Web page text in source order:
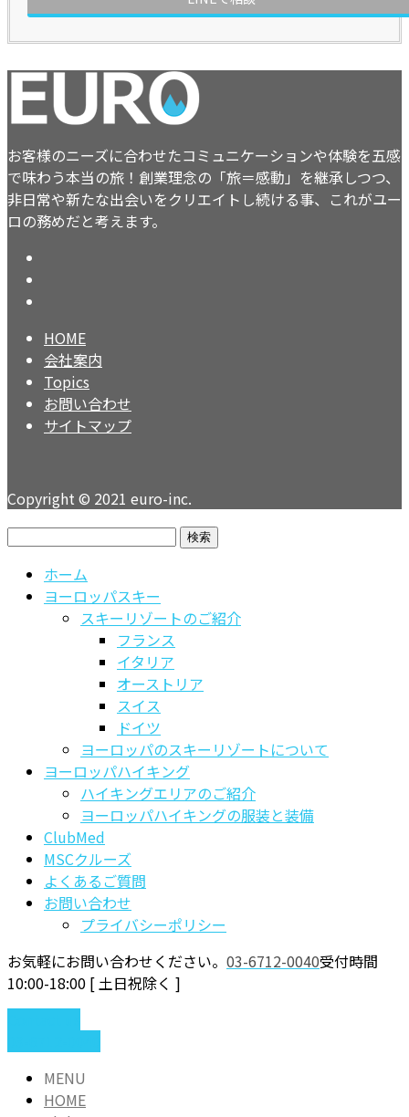
お客様のニーズに合わせたコミュニケーションや体験を五感
で味わう本当の旅！創業理念の「旅＝感動」を継承しつつ、
非日常や新たな出会いをクリエイトし続ける事、これがユー
ロの務めだと考えます。
HOME
会社案内
Topics
お問い合わせ
サイトマップ
Copyright © 2021 euro-inc.
検
ホーム
ヨーロッパスキー
スキーリゾートのご紹介
フランス
イタリア
オーストリア
スイス
ドイツ
ヨーロッパのスキーリゾートについて
ヨーロッパハイキング
ハイキングエリアのご紹介
ヨーロッパハイキングの服装と装備
ClubMed
MSCクルーズ
よくあるご質問
お問い合わせ
プライバシーポリシー
お気軽にお問い合わせください。 03-6712-0040受付時間
10:00-18:00 [ 土日祝除く ]
MENU
HOME